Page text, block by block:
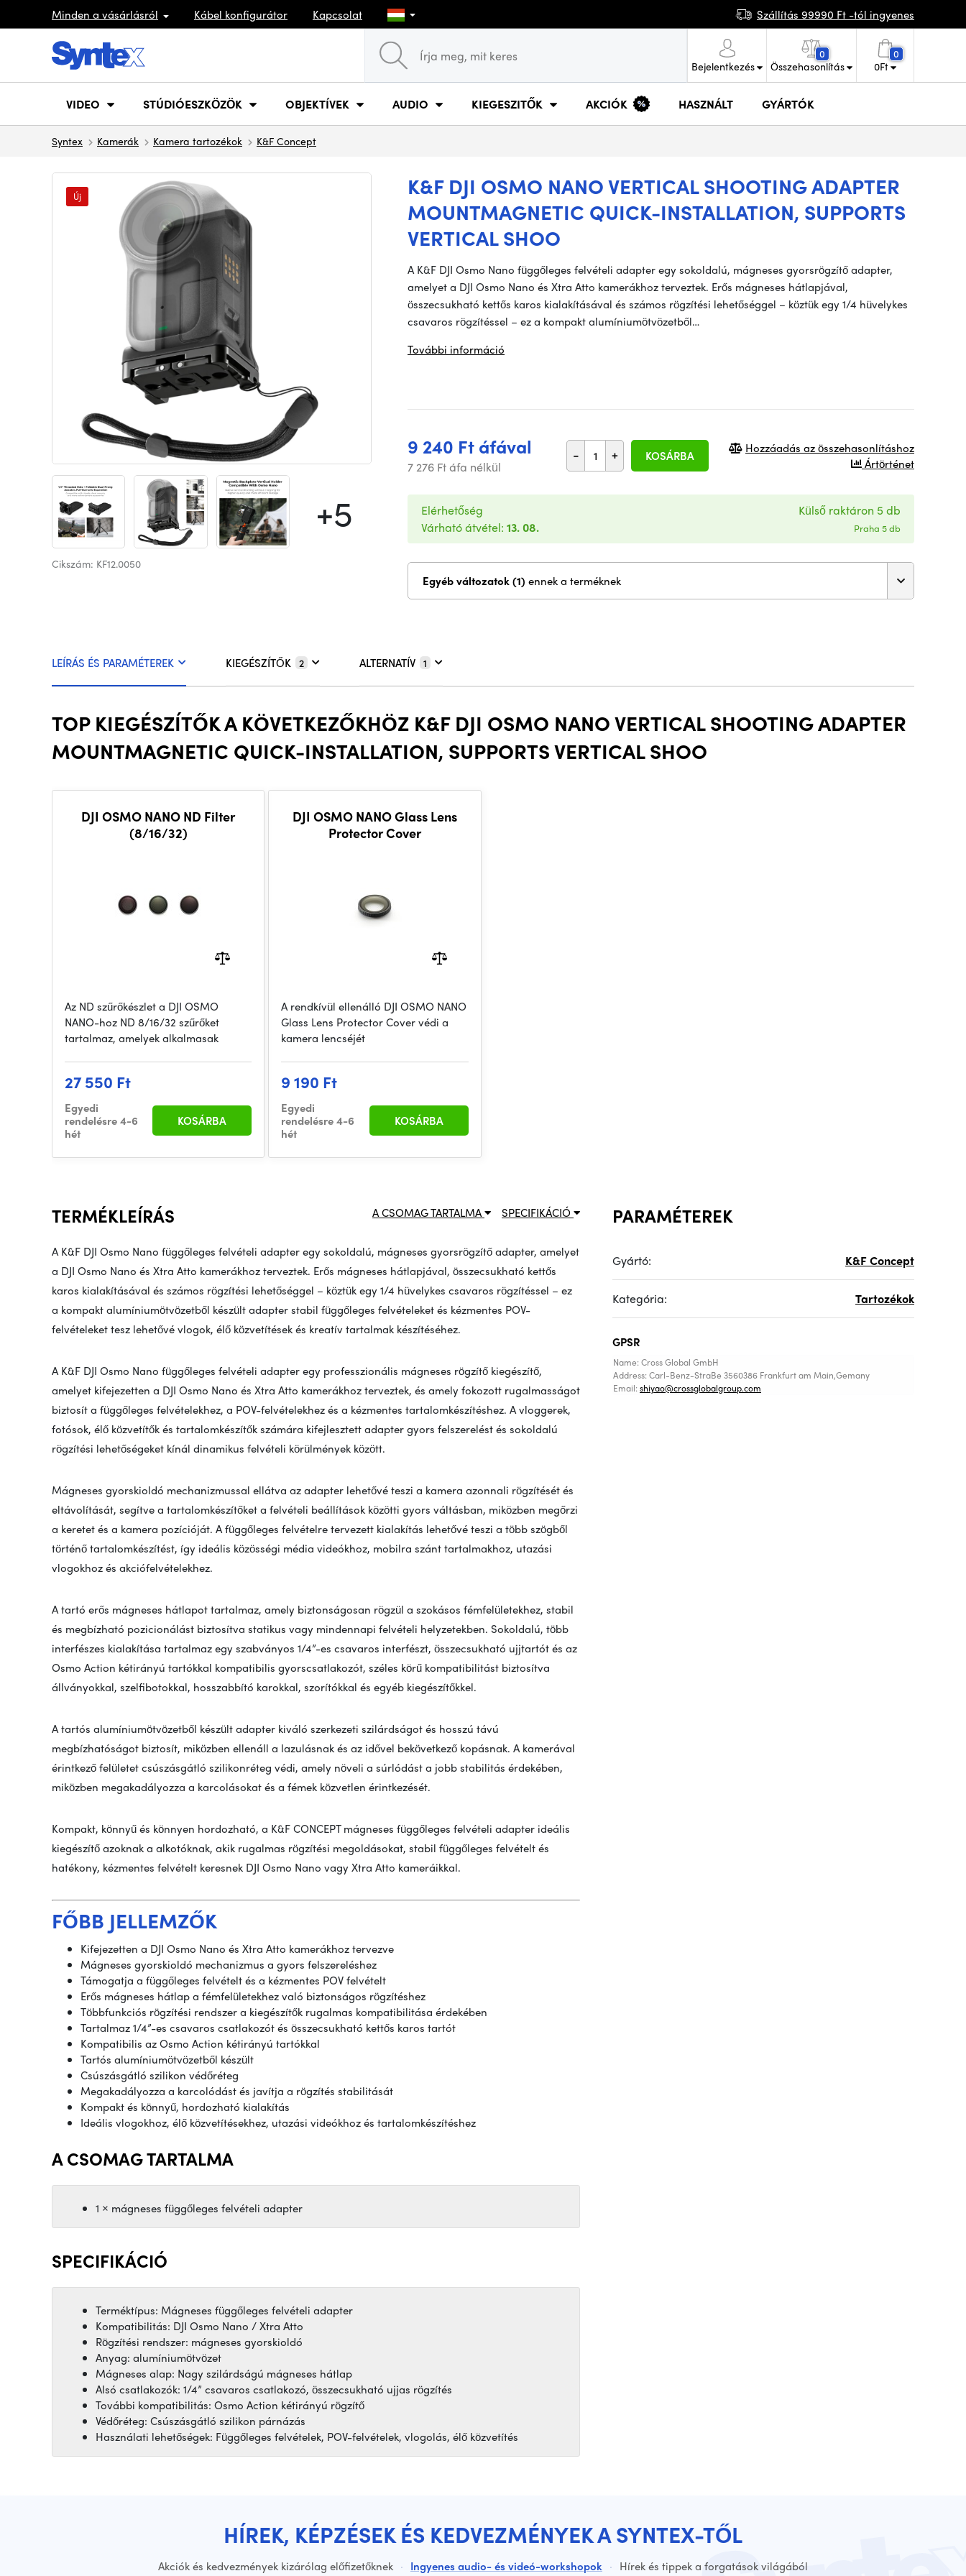
Minden a vásárlásról Kábel konfigurátor Kapcsolat Szállítás 99990 Ft -tól ingyenes
Bejelentkezés
0
Összehasonlítás
0
0Ft
VIDEO STÚDIÓESZKÖZÖK OBJEKTÍVEK AUDIO KIEGESZITŐK AKCIÓK HASZNÁLT GYÁRTÓK
Syntex Kamerák Kamera tartozékok K&F Concept
K&F DJI OSMO NANO VERTICAL SHOOTING ADAPTER
MOUNTMAGNETIC QUICK-INSTALLATION, SUPPORTS
VERTICAL SHOO
+5
Új
Cikszám: KF12.0050
A K&F DJI Osmo Nano függőleges felvételi adapter egy sokoldalú, mágneses gyorsrögzítő adapter,
amelyet a DJI Osmo Nano és Xtra Atto kamerákhoz terveztek. Erős mágneses hátlapjával,
összecsukható kettős karos kialakításával és számos rögzítési lehetőséggel – köztük egy 1/4 hüvelykes
csavaros rögzítéssel – ez a kompakt alumíniumötvözetből…
További információ
9 240 Ft áfával
7 276 Ft áfa nélkül
- + KOSÁRBA
Hozzáadás az összehasonlításhoz
Ártörténet
Elérhetőség
Várható átvétel: 13. 08.
Külső raktáron 5 db
Praha 5 db
Egyéb változatok (1) ennek a terméknek
LEÍRÁS ÉS PARAMÉTEREK KIEGÉSZÍTŐK 2 ALTERNATÍV 1
TOP KIEGÉSZÍTŐK A KÖVETKEZŐKHÖZ K&F DJI OSMO NANO VERTICAL SHOOTING ADAPTER
MOUNTMAGNETIC QUICK-INSTALLATION, SUPPORTS VERTICAL SHOO
DJI OSMO NANO ND Filter
(8/16/32)
Az ND szűrőkészlet a DJI OSMO
NANO-hoz ND 8/16/32 szűrőket
tartalmaz, amelyek alkalmasak
27 550 Ft
Egyedi
rendelésre 4-6
hét
KOSÁRBA
DJI OSMO NANO Glass Lens
Protector Cover
A rendkívül ellenálló DJI OSMO NANO
Glass Lens Protector Cover védi a
kamera lencséjét
9 190 Ft
Egyedi
rendelésre 4-6
hét
KOSÁRBA
SPECIFIKÁCIÓ
A CSOMAG TARTALMA
TERMÉKLEÍRÁS
A K&F DJI Osmo Nano függőleges felvételi adapter egy sokoldalú, mágneses gyorsrögzítő adapter, amelyet
a DJI Osmo Nano és Xtra Atto kamerákhoz terveztek. Erős mágneses hátlapjával, összecsukható kettős
karos kialakításával és számos rögzítési lehetőséggel – köztük egy 1/4 hüvelykes csavaros rögzítéssel – ez
a kompakt alumíniumötvözetből készült adapter stabil függőleges felvételeket és kézmentes POV-
felvételeket tesz lehetővé vlogok, élő közvetítések és kreatív tartalmak készítéséhez.
A K&F DJI Osmo Nano függőleges felvételi adapter egy professzionális mágneses rögzítő kiegészítő,
amelyet kifejezetten a DJI Osmo Nano és Xtra Atto kamerákhoz terveztek, és amely fokozott rugalmasságot
biztosít a függőleges felvételekhez, a POV-felvételekhez és a kézmentes tartalomkészítéshez. A vloggerek,
fotósok, élő közvetítők és tartalomkészítők számára kifejlesztett adapter gyors felszerelést és sokoldalú
rögzítési lehetőségeket kínál dinamikus felvételi körülmények között.
Mágneses gyorskioldó mechanizmussal ellátva az adapter lehetővé teszi a kamera azonnali rögzítését és
eltávolítását, segítve a tartalomkészítőket a felvételi beállítások közötti gyors váltásban, miközben megőrzi
a keretet és a kamera pozícióját. A függőleges felvételre tervezett kialakítás lehetővé teszi a több szögből
történő tartalomkészítést, így ideális közösségi média videókhoz, mobilra szánt tartalmakhoz, utazási
vlogokhoz és akciófelvételekhez.
A tartó erős mágneses hátlapot tartalmaz, amely biztonságosan rögzül a szokásos fémfelületekhez, stabil
és megbízható pozicionálást biztosítva statikus vagy mindennapi felvételi helyzetekben. Sokoldalú, több
interfészes kialakítása tartalmaz egy szabványos 1/4”-es csavaros interfészt, összecsukható ujjtartót és az
Osmo Action kétirányú tartókkal kompatibilis gyorscsatlakozót, széles körű kompatibilitást biztosítva
állványokkal, szelfibotokkal, hosszabbító karokkal, szorítókkal és egyéb kiegészítőkkel.
A tartós alumíniumötvözetből készült adapter kiváló szerkezeti szilárdságot és hosszú távú
megbízhatóságot biztosít, miközben ellenáll a lazulásnak és az idővel bekövetkező kopásnak. A kamerával
érintkező felületet csúszásgátló szilikonréteg védi, amely növeli a súrlódást a jobb stabilitás érdekében,
miközben megakadályozza a karcolásokat és a fémek közvetlen érintkezését.
Kompakt, könnyű és könnyen hordozható, a K&F CONCEPT mágneses függőleges felvételi adapter ideális
kiegészítő azoknak a alkotóknak, akik rugalmas rögzítési megoldásokat, stabil függőleges felvételt és
hatékony, kézmentes felvételt keresnek DJI Osmo Nano vagy Xtra Atto kameráikkal.
FŐBB JELLEMZŐK
Kifejezetten a DJI Osmo Nano és Xtra Atto kamerákhoz tervezve
Mágneses gyorskioldó mechanizmus a gyors felszereléshez
Támogatja a függőleges felvételt és a kézmentes POV felvételt
Erős mágneses hátlap a fémfelületekhez való biztonságos rögzítéshez
Többfunkciós rögzítési rendszer a kiegészítők rugalmas kompatibilitása érdekében
Tartalmaz 1/4”-es csavaros csatlakozót és összecsukható kettős karos tartót
Kompatibilis az Osmo Action kétirányú tartókkal
Tartós alumíniumötvözetből készült
Csúszásgátló szilikon védőréteg
Megakadályozza a karcolódást és javítja a rögzítés stabilitását
Kompakt és könnyű, hordozható kialakítás
Ideális vlogokhoz, élő közvetítésekhez, utazási videókhoz és tartalomkészítéshez
A CSOMAG TARTALMA
1 × mágneses függőleges felvételi adapter
SPECIFIKÁCIÓ
Terméktípus: Mágneses függőleges felvételi adapter
Kompatibilitás: DJI Osmo Nano / Xtra Atto
Rögzítési rendszer: mágneses gyorskioldó
Anyag: alumíniumötvözet
Mágneses alap: Nagy szilárdságú mágneses hátlap
Alsó csatlakozók: 1/4” csavaros csatlakozó, összecsukható ujjas rögzítés
További kompatibilitás: Osmo Action kétirányú rögzítő
Védőréteg: Csúszásgátló szilikon párnázás
Használati lehetőségek: Függőleges felvételek, POV-felvételek, vlogolás, élő közvetítés
PARAMÉTEREK
Gyártó: K&F Concept
Kategória: Tartozékok
GPSR
Name: Cross Global GmbH
Address: Carl-Benz-StraBe 3560386 Frankfurt am Main,Gemany
Email:shiyao@crossglobalgroup.com
HÍREK, KÉPZÉSEK ÉS KEDVEZMÉNYEK A SYNTEX-TŐL
Akciók és kedvezmények kizárólag előfizetőknek · Ingyenes audio- és videó-workshopok · Hírek és tippek a forgatások világából